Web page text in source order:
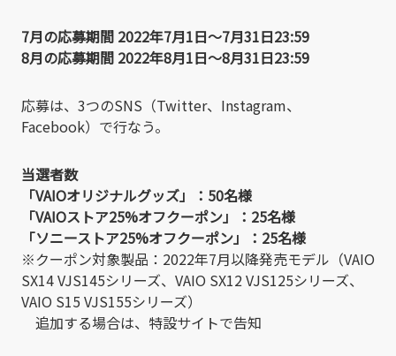
7月の応募期間 2022年7月1日～7月31日23:59
8月の応募期間 2022年8月1日～8月31日23:59
応募は、3つのSNS（Twitter、Instagram、
Facebook）で行なう。
当選者数
「VAIOオリジナルグッズ」：50名様
「VAIOストア25%オフクーポン」：25名様
「ソニーストア25%オフクーポン」：25名様
※クーポン対象製品：2022年7月以降発売モデル（VAIO
SX14 VJS145シリーズ、VAIO SX12 VJS125シリーズ、
VAIO S15 VJS155シリーズ）
追加する場合は、特設サイトで告知